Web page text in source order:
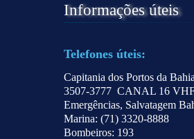
Informações úteis
Telefones úteis:
Capitania dos Portos da
3507-3777 CANAL 16
Emergências, Salvatagem
Marina: (71) 3320-8888
Bombeiros: 193